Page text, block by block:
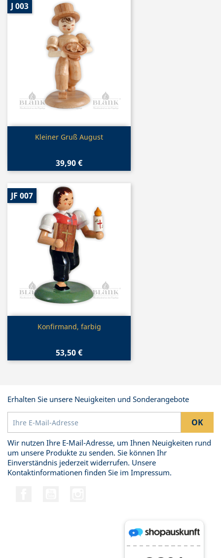
Vorschau
Kleiner Gruß August
39,90 €
J 003
Vorschau
Konfirmand, farbig
53,50 €
JF 007
Erhalten Sie unsere Neuigkeiten und Sonderangebote
Wir nutzen Ihre E-Mail-Adresse, um Ihnen Neuigkeiten rund
um unsere Produkte zu senden. Sie können Ihr
Einverständnis jederzeit widerrufen. Unsere
Kontaktinformationen finden Sie im Impressum.